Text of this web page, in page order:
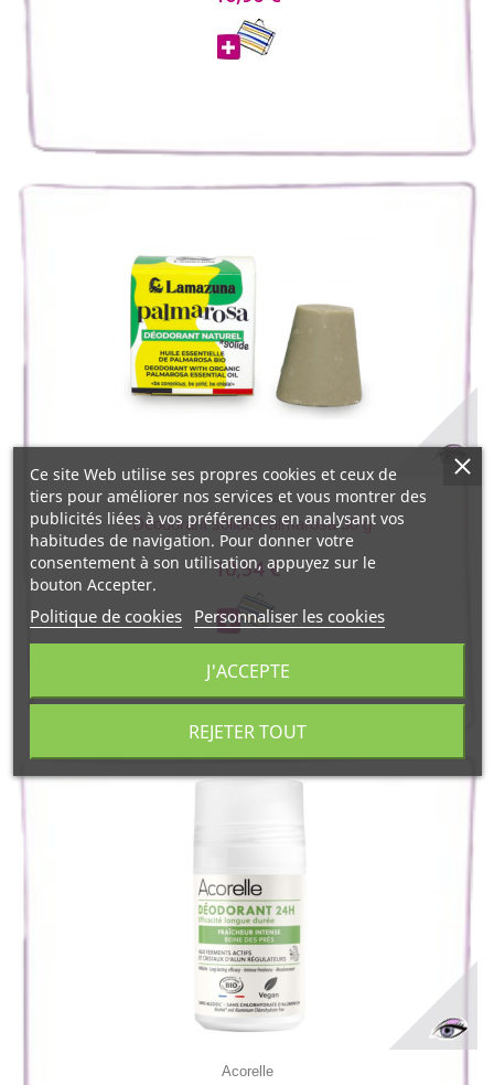
Lamazuna
Déodorant solide Palmarosa 30 g
10,54 €
Acorelle
Ce site Web utilise ses propres cookies et ceux de
tiers pour améliorer nos services et vous montrer des
publicités liées à vos préférences en analysant vos
habitudes de navigation. Pour donner votre
consentement à son utilisation, appuyez sur le
bouton Accepter.
Politique de cookies Personnaliser les cookies
REJETER TOUT
J'ACCEPTE